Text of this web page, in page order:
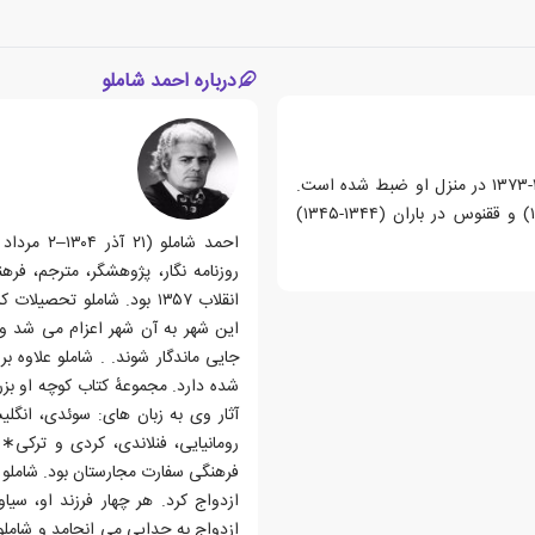
این مجموعه شامل 2۱ شعر احمد شاملوست و در سال های ۱۳۷۲-۱۳۷۳ در منزل او ضبط شده است.
شعرهای این مجموعه از کتاب های دشنه در دیس (۱۳۵۳-۱۳۵۶) و ققنوس در باران (۱۳۴۴-۱۳۴۵)
درباره احمد شاملو
روزنامه نگار، پژوهشگر،
انقلاب ۱۳۵۷ بود.
این شهر به آن شهر اعزام می شد
جایی ماندگار شوند. . شاملو
شده دارد. مجموعهٔ کتاب کوچه او
آثار وی به زبان های: سوئدی،
ازدواج کرد. هر چهار فرزند